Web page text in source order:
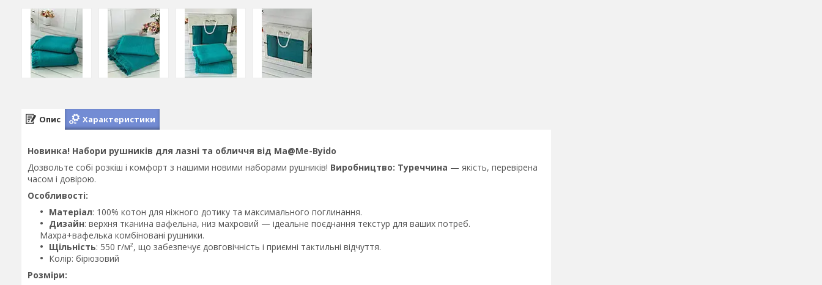
Опис Характеристики
Новинка! Набори рушників для лазні та обличчя від Ma@Me-Byido
Дозвольте собі розкіш і комфорт з нашими новими наборами рушників! Виробництво: Туреччина — якість, перевірена
часом і довірою.
Особливості:
Матеріал: 100% котон для ніжного дотику та максимального поглинання.
Дизайн: верхня тканина вафельна, низ махровий — ідеальне поєднання текстур для ваших потреб.
Махра+вафелька комбіновані рушники.
Щільність: 550 г/м², що забезпечує довговічність і приємні тактильні відчуття.
Колір: бірюзовий
Розміри: